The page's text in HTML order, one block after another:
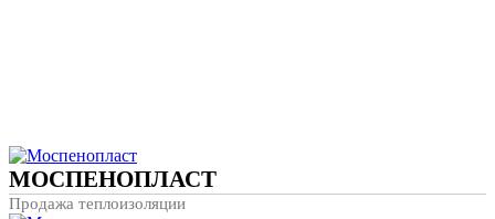
МОСПЕНОПЛАСТ
Продажа теплоизоляции